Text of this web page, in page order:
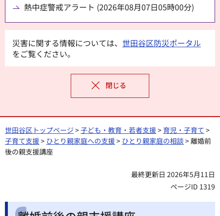
熱中症警戒アラート (2026年08月07日05時00分)
災害に関する情報については、 世田谷区防災ポータル
をご覧ください。
閉じる
世田谷区トップページ >子ども・教育・若者支援> 育児・子育て >
子育て支援> ひとり親家庭への支援> ひとり親家庭の相談> 離婚前
後の親支援講座
最終更新日 2026年5月11日
ページID 1319